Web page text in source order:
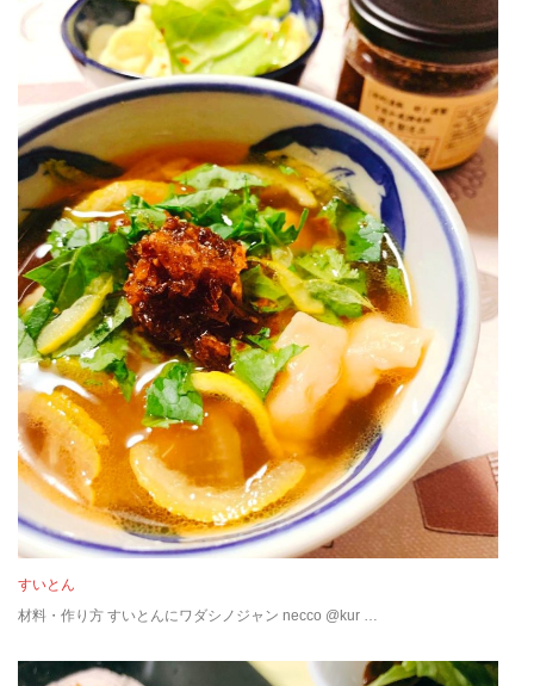
すいとん
材料・作り方 すいとんにワダシノジャン necco @kur …